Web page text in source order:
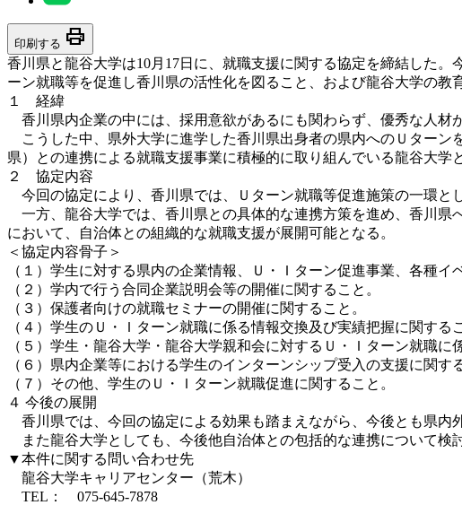
印刷する print
香川県と龍谷大学は10月17日に、就職支援に関する協定を締結した
ーン就職等を促進し香川県の活性化を図ること、および龍谷大学の教
１ 経緯
香川県内企業の中には、採用意欲があるにも関わらず、優秀な人材
こうした中、県外大学に進学した香川県出身者の県内へのＵターン
県）との連携による就職支援事業に積極的に取り組んでいる龍谷大学
２ 協定内容
今回の協定により、香川県では、Ｕターン就職等促進施策の一環と
一方、龍谷大学では、香川県との具体的な連携方策を進め、香川県
において、自治体との組織的な就職支援が展開可能となる。
＜協定内容骨子＞
（１）学生に対する県内の企業情報、Ｕ・Ｉターン促進事業、各種イ
（２）学内で行う合同企業説明会等の開催に関すること。
（３）保護者向けの就職セミナーの開催に関すること。
（４）学生のＵ・Ｉターン就職に係る情報交換及び実績把握に関する
（５）学生・龍谷大学・龍谷大学親和会に対するＵ・Ｉターン就職に
（６）県内企業等における学生のインターンシップ受入の支援に関す
（７）その他、学生のＵ・Ｉターン就職促進に関すること。
４ 今後の展開
香川県では、今回の協定による効果も踏まえながら、今後とも県内
また龍谷大学としても、今後他自治体との包括的な連携について検
▼本件に関する問い合わせ先
龍谷大学キャリアセンター（荒木）
TEL： 075-645-7878